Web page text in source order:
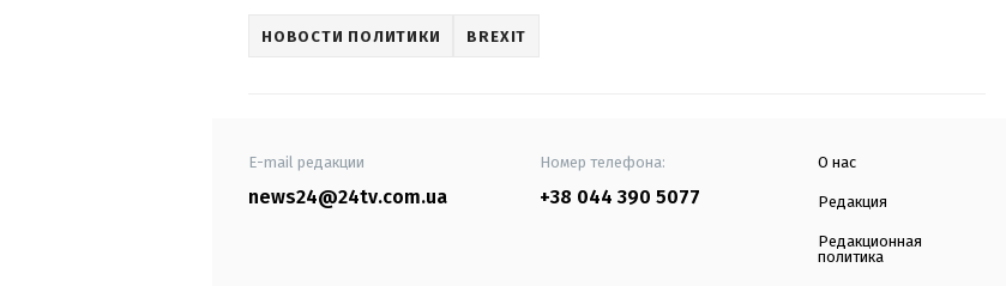
НОВОСТИ ПОЛИТИКИ BREXIT
E-mail редакции
news24@24tv.com.ua
Номер телефона:
+38 044 390 5077
О нас
Редакция
Редакционная
политика